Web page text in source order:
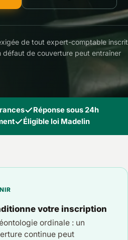
de tout expert-comptable inscrit
de couverture peut entraîner
Réponse sous 24h
Éligible loi Madelin
votre inscription
ordinale : un
continue peut